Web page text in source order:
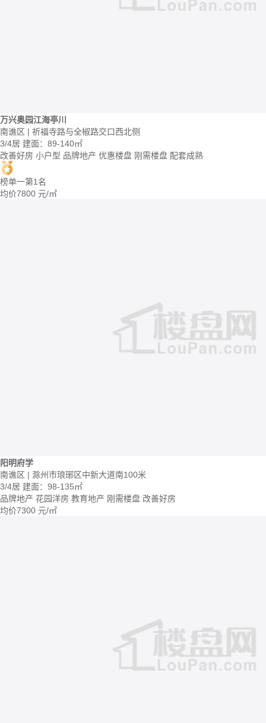
万兴奥园江海亭川
南谯区 | 祈福寺路与全椒路交口西北侧
3/4居 建面：89-140㎡
改善好房 小户型 品牌地产 优惠楼盘 刚需楼盘 配套成熟
榜单一第1名
均价7800 元/㎡
阳明府学
南谯区 | 滁州市琅琊区中新大道南100米
3/4居 建面：98-135㎡
品牌地产 花园洋房 教育地产 刚需楼盘 改善好房
均价7300 元/㎡